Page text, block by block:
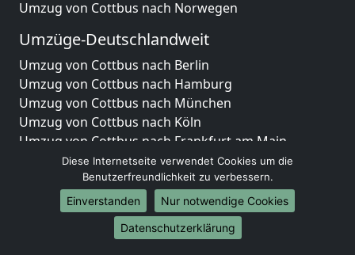
Umzug von Cottbus nach Norwegen
Umzüge-Deutschlandweit
Umzug von Cottbus nach Berlin
Umzug von Cottbus nach Hamburg
Umzug von Cottbus nach München
Umzug von Cottbus nach Köln
Umzug von Cottbus nach Frankfurt am Main
Umzug von Cottbus nach Stuttgart
Umzug von Cottbus nach Düsseldorf
Umzug von Cottbus nach Leipzig
Umzug von Cottbus nach Dortmund
Umzug von Cottbus nach Essen
Diese Internetseite verwendet Cookies um die
Benutzerfreundlichkeit zu verbessern.
Einverstanden
Nur notwendige Cookies
Datenschutzerklärung